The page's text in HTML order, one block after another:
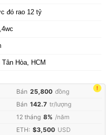
đó rao 12 tỷ
Hòa, HCM
!
Bán 25,800 đồng
Bán 142.7 tr/lượng
12 tháng 8% /năm
ETH: $3,500 USD